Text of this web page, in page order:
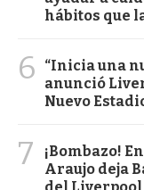
hábitos que
6
“Inicia una
anunció
Nuevo
7
¡Bombazo!
Araujo deja